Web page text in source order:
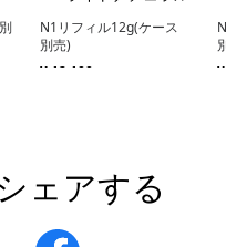
N1リフィル12g(ケース
別売)
¥ 12,100
ェアする